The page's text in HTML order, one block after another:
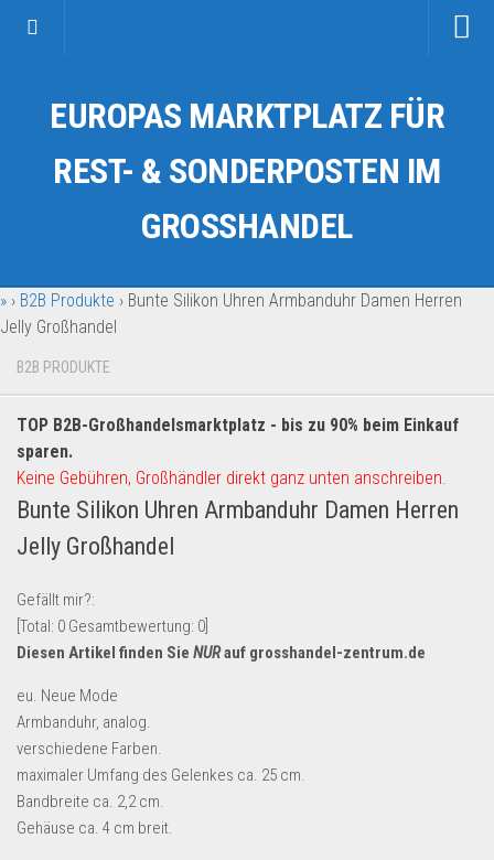
Kategorien
Auto & Motorrad
Fahrzeuge & Transport
Garten & Werkzeug
Geschäft, Büro & Schreibwaren
Geschenkartikel
Handy und Smartphone
Kosmetik & Pflege
Lebensmittel & Getränke
Multimedia & Elektro
Münzen
Spielzeug & Games
Sport & Freizeit
Uhren & Schmuck
Wohnen & Einrichten
Restposten-Angebote
EUROPAS MARKTPLATZ FÜR
REST- & SONDERPOSTEN IM
GROSSHANDEL
» › B2B Produkte › Bunte Silikon Uhren Armbanduhr Damen Herren
Jelly Großhandel
B2B PRODUKTE
TOP B2B-Großhandelsmarktplatz - bis zu 90% beim Einkauf
sparen.
Keine Gebühren, Großhändler direkt ganz unten anschreiben.
Bunte Silikon Uhren Armbanduhr Damen Herren
Jelly Großhandel
Gefällt mir?:
[Total: 0 Gesamtbewertung: 0
Diesen Artikel finden Sie NURauf grosshandel-zentrum.de
eu. Neue Mode
Armbanduhr, analog.
verschiedene Farben.
maximaler Umfang des Gelenkes ca. 25 cm.
Bandbreite ca. 2,2 cm.
Gehäuse ca. 4 cm breit.